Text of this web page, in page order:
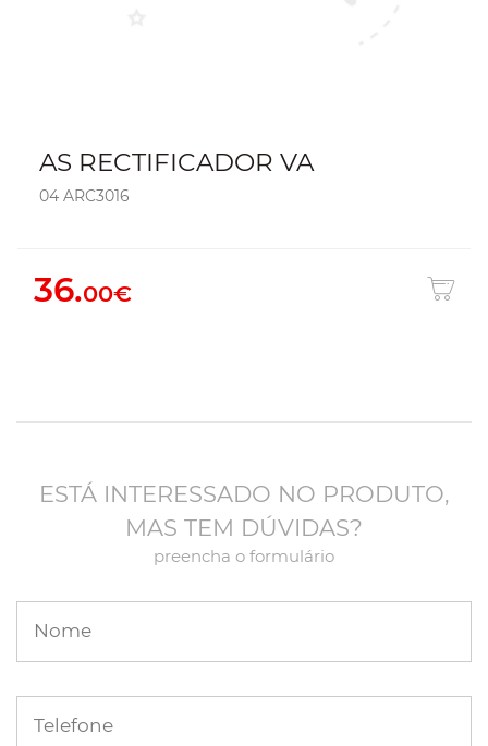
AS RECTIFICADOR VA
04 ARC3016
36.00€
ESTÁ INTERESSADO NO PRODUTO,
MAS TEM DÚVIDAS?
preencha o formulário
Nome
Telefone